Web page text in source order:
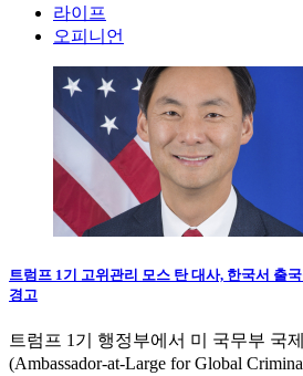
라이프
오피니언
트럼프 1기 고위관리 모스 탄 대사, 한국서 출
경고
트럼프 1기 행정부에서 미 국무부 국
(Ambassador-at-Large for Global